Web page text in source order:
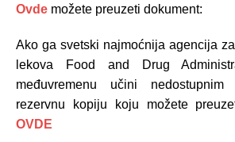
Ovde možete preuzeti dokument:
Ako ga svetski najmoćnija agencija
lekova Food and Drug
međuvremenu učini
rezervnu kopiju koju možete
OVDE